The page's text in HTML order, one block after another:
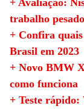
+ Avaliação:
trabalho pesado
+ Confira
Brasil em 2023
+ Novo BMW
como funciona
+ Teste